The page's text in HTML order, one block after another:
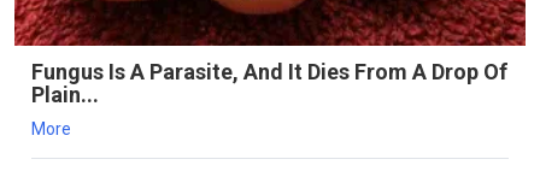
Fungus Is A Parasite, And It Dies From A Drop Of
Plain...
More